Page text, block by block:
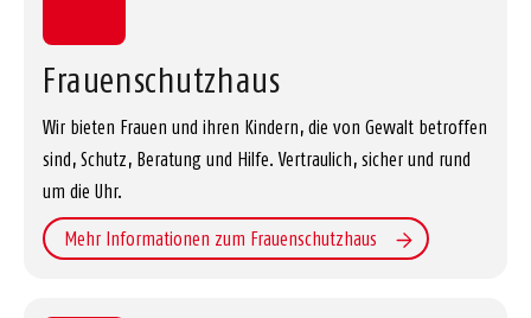
Frauenschutzhaus
Wir bieten Frauen und ihren Kindern, die von Gewalt betroffen
sind, Schutz, Beratung und Hilfe. Vertraulich, sicher und rund
um die Uhr.
Mehr Informationen zum Frauenschutzhaus